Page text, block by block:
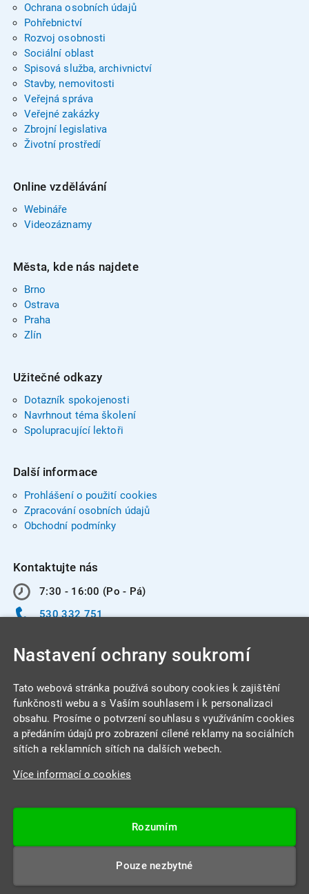
Ochrana osobních údajů
Pohřebnictví
Rozvoj osobnosti
Sociální oblast
Spisová služba, archivnictví
Stavby, nemovitosti
Veřejná správa
Veřejné zakázky
Zbrojní legislativa
Životní prostředí
Online vzdělávání
Webináře
Videozáznamy
Města, kde nás najdete
Brno
Ostrava
Praha
Zlín
Užitečné odkazy
Dotazník spokojenosti
Navrhnout téma školení
Spolupracující lektoři
Další informace
Prohlášení o použití cookies
Zpracování osobních údajů
Obchodní podmínky
Kontaktujte nás
7:30 - 16:00 (Po - Pá)
530 332 751
INTEGRA CENTRUM s.r.o.
Jabloňová 662/7
Datová schránka: 4beca6d
Nastavení ochrany soukromí
Tato webová stránka používá soubory cookies k zajištění
funkčnosti webu a s Vaším souhlasem i k personalizaci
obsahu. Prosíme o potvrzení souhlasu s využíváním cookies
a předáním údajů pro zobrazení cílené reklamy na sociálních
sítích a reklamních sítích na dalších webech.
Více informací o cookies
Rozumím
Pouze nezbytné